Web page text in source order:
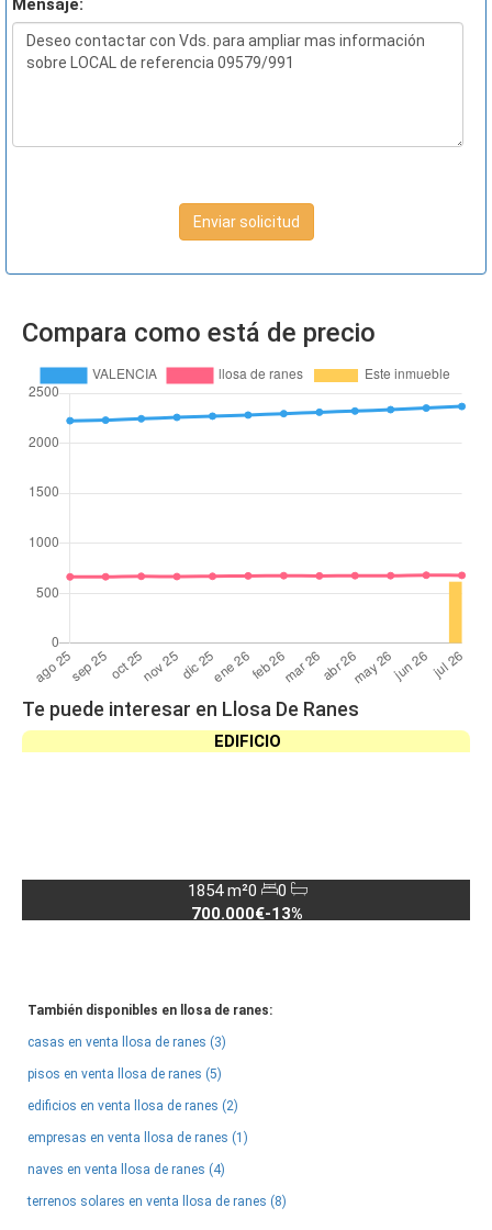
Mensaje:
Enviar solicitud
Compara como está de precio
Te puede interesar en Llosa De Ranes
EDIFICIO
1854 m²0
0
700.000€-13%
También disponibles en llosa de ranes:
casas en venta llosa de ranes (3)
pisos en venta llosa de ranes (5)
edificios en venta llosa de ranes (2)
empresas en venta llosa de ranes (1)
naves en venta llosa de ranes (4)
terrenos solares en venta llosa de ranes (8)